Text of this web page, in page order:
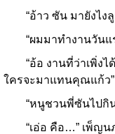
“อ้าว ซัน มายังไงลู
“ผมมาทำงานวันแ
“อ้อ งานที่ว่าเพิ่งได้
ใครจะมาแทนคุณแก้ว”
“หนูชวนพี่ซันไปกิน
“เอ่อ คือ…” เพ็ญนภ